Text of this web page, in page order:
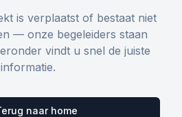
is verplaatst of bestaat niet
— onze begeleiders staan
vindt u snel de juiste
informatie.
naar home